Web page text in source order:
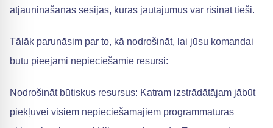
atjaunināšanas sesijas, kurās jautājumus var risināt tieši.
Tālāk parunāsim par to, kā nodrošināt, lai jūsu komandai
būtu pieejami nepieciešamie resursi:
Nodrošināt būtiskus resursus: Katram izstrādātājam jābūt
piekļuvei visiem nepieciešamajiem programmatūras